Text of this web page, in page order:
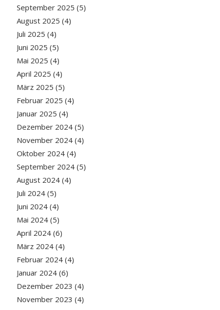
September 2025 (5)
August 2025 (4)
Juli 2025 (4)
Juni 2025 (5)
Mai 2025 (4)
April 2025 (4)
März 2025 (5)
Februar 2025 (4)
Januar 2025 (4)
Dezember 2024(5)
November 2024(4)
Oktober 2024(4)
September 2024(5)
August 2024(4)
Juli 2024(5)
Juni 2024(4)
Mai 2024(5)
April 2024(6)
März 2024(4)
Februar 2024(4)
Januar 2024(6)
Dezember 2023 (4)
November 2023 (4)